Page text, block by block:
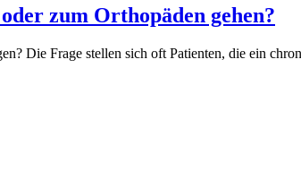
zum Orthopäden gehen?
Die Frage stellen sich oft Patienten, die ein